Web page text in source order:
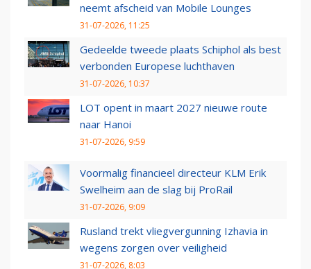
neemt afscheid van Mobile Lounges
31-07-2026, 11:25
Gedeelde tweede plaats Schiphol als best
verbonden Europese luchthaven
31-07-2026, 10:37
LOT opent in maart 2027 nieuwe route
naar Hanoi
31-07-2026, 9:59
Voormalig financieel directeur KLM Erik
Swelheim aan de slag bij ProRail
31-07-2026, 9:09
Rusland trekt vliegvergunning Izhavia in
wegens zorgen over veiligheid
31-07-2026, 8:03